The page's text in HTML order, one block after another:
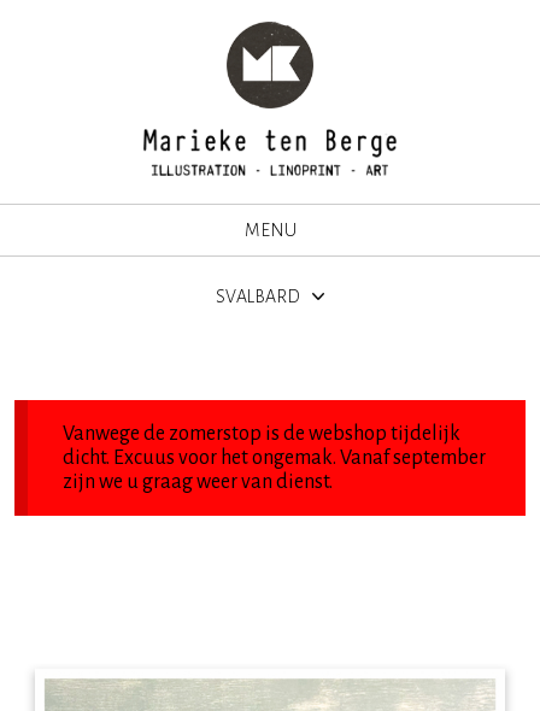
MENU
SVALBARD
Vanwege de zomerstop is de webshop tijdelijk
dicht. Excuus voor het ongemak. Vanaf september
zijn we u graag weer van dienst.